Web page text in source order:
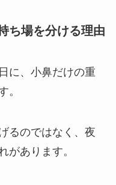
ち場を分ける理由
に、小鼻だけの重
。
るのではなく、夜
があります。